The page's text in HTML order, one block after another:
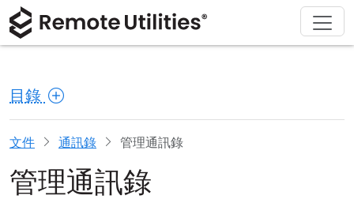
目錄
文件 通訊錄 管理通訊錄
管理通訊錄
產品
安全性
螢幕截圖
版本說明
解決方案
製造與零售
醫療保健
教育與政府
下載
macOS
Linux
iOS/Android
購買
許可證助手
升級您的許可證
支援
文檔
知識庫
關於
新聞稿
寫評論